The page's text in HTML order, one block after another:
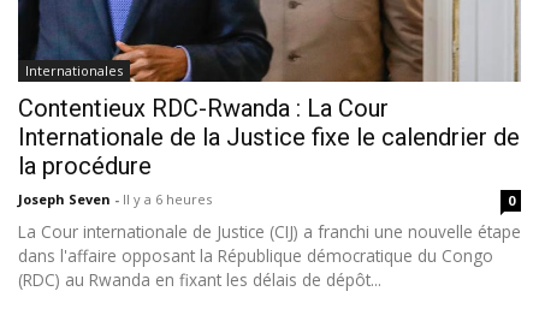
Internationales
Contentieux RDC-Rwanda : La Cour
Internationale de la Justice fixe le calendrier de
la procédure
Joseph Seven - Il y a 6 heures 0
La Cour internationale de Justice (CIJ) a franchi une nouvelle étape
dans l'affaire opposant la République démocratique du Congo
(RDC) au Rwanda en fixant les délais de dépôt...